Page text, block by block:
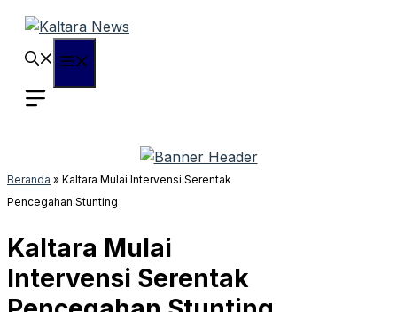
Langsung
Beranda » Kaltara Mulai Intervensi Serentak
Pencegahan Stunting
Kaltara Mulai
Intervensi Serentak